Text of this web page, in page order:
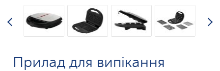
Прилад для випікання